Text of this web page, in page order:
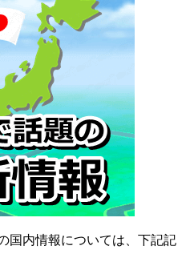
国内情報については、下記記